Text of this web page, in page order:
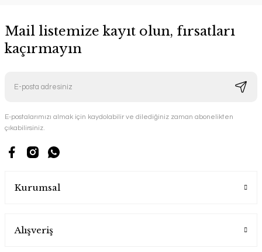
Mail listemize kayıt olun, fırsatları
kaçırmayın
E-postalarımızı almak için kaydolabilir ve dilediğiniz zaman abonelikten
çıkabilirsiniz.
Kurumsal
Alışveriş